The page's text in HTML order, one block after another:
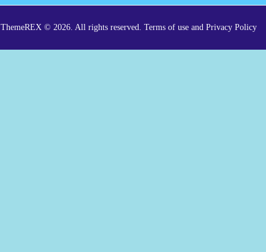
ThemeREX © 2026. All rights reserved. Terms of use and Privacy Policy